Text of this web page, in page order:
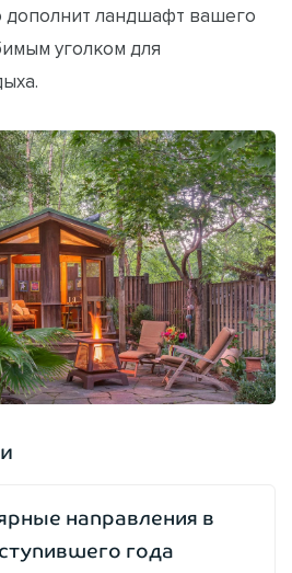
дополнит ландшафт вашего
уголком для
направления в
года